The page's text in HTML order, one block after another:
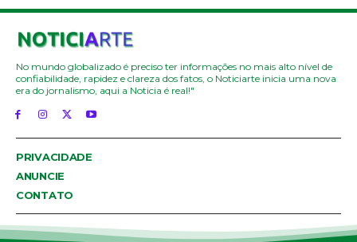
No mundo globalizado é preciso ter informações no mais alto nível de
confiabilidade, rapidez e clareza dos fatos, o Noticiarte inicia uma nova
era do jornalismo, aqui a Noticia é real!"
PRIVACIDADE
ANUNCIE
CONTATO